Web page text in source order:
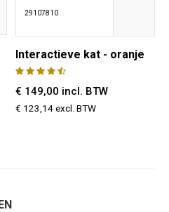
29107810
Interactieve kat - oranje
€ 149,00 incl. BTW
€ 123,14 excl. BTW